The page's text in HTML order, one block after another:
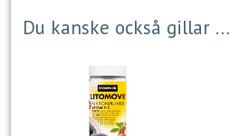
Du kanske också gillar …